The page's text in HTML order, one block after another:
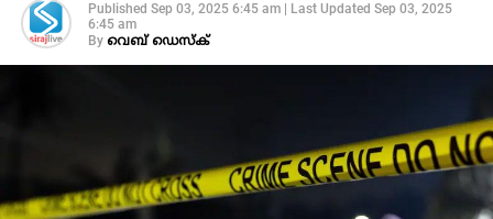
Published Sep 03, 2025 6:45 am| Last Updated Sep 03, 2025
6:45 am
By വെബ് ഡെസ്‌ക്